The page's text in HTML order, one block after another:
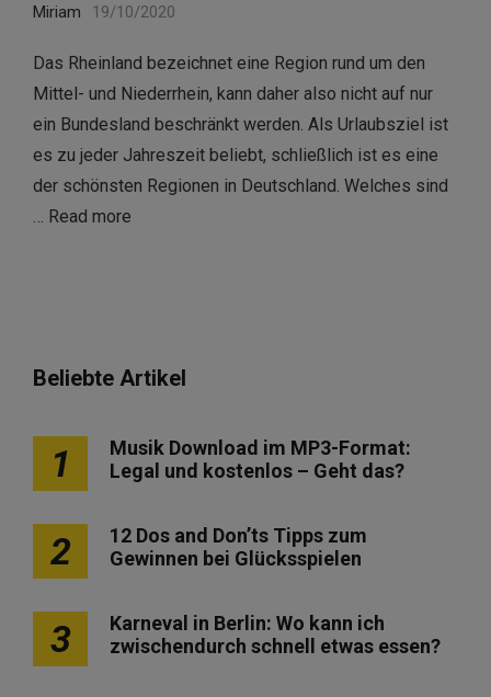
Miriam 19/10/2020
Das Rheinland bezeichnet eine Region rund um den
Mittel- und Niederrhein, kann daher also nicht auf nur
ein Bundesland beschränkt werden. Als Urlaubsziel ist
es zu jeder Jahreszeit beliebt, schließlich ist es eine
der schönsten Regionen in Deutschland. Welches sind
… Read more
Beliebte Artikel
1
Musik Download im MP3-Format:
Legal und kostenlos – Geht das?
2
12 Dos and Don’ts Tipps zum
Gewinnen bei Glücksspielen
3
Karneval in Berlin: Wo kann ich
zwischendurch schnell etwas essen?